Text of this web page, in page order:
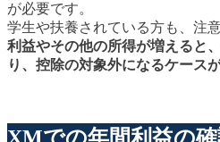
が必要です。
学生や扶養されている方も、注
利益やその他の所得が増えると
り、控除の対象外になるケース